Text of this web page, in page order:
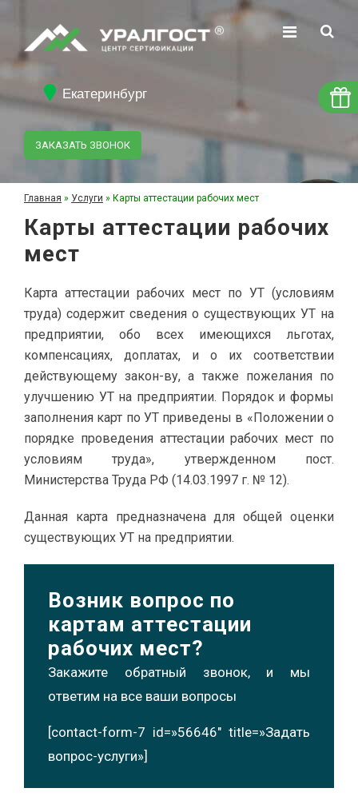
Екатеринбург
ЗАКАЗАТЬ ЗВОНОК
Главная » Услуги » Карты аттестации рабочих мест
Карты аттестации рабочих
мест
Карта аттестации рабочих мест по УТ (условиям
труда) содержит сведения о существующих УТ на
предприятии, обо всех имеющихся льготах,
компенсациях, доплатах, и о их соответствии
действующему закон-ву, а также пожелания по
улучшению УТ на предприятии. Порядок и формы
заполнения карт по УТ приведены в «Положении о
порядке проведения аттестации рабочих мест по
условиям труда», утвержденном пост.
Министерства Труда РФ (14.03.1997 г. № 12).
Данная карта предназначена для общей оценки
существующих УТ на предприятии.
Возник вопрос по
картам аттестации
рабочих мест?
Закажите обратный звонок, и мы
ответим на все ваши вопросы
[contact-form-7 id=»56646″ title=»Задать
вопрос-услуги»]